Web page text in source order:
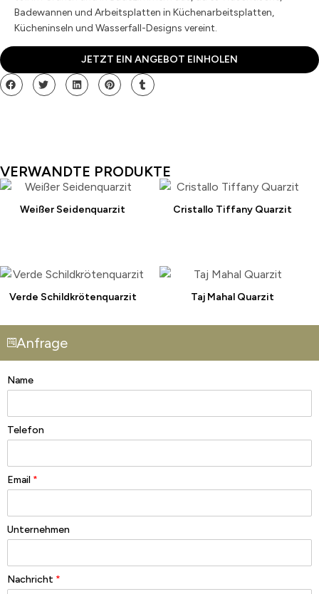
Badewannen und Arbeitsplatten in Küchenarbeitsplatten,
Kücheninseln und Wasserfall-Designs vereint.
JETZT EIN ANGEBOT EINHOLEN
VERWANDTE PRODUKTE
Weißer Seidenquarzit Cristallo Tiffany Quarzit
Verde Schildkrötenquarzit Taj Mahal Quarzit
Anfrage
Name
Telefon
Email *
Unternehmen
Nachricht *